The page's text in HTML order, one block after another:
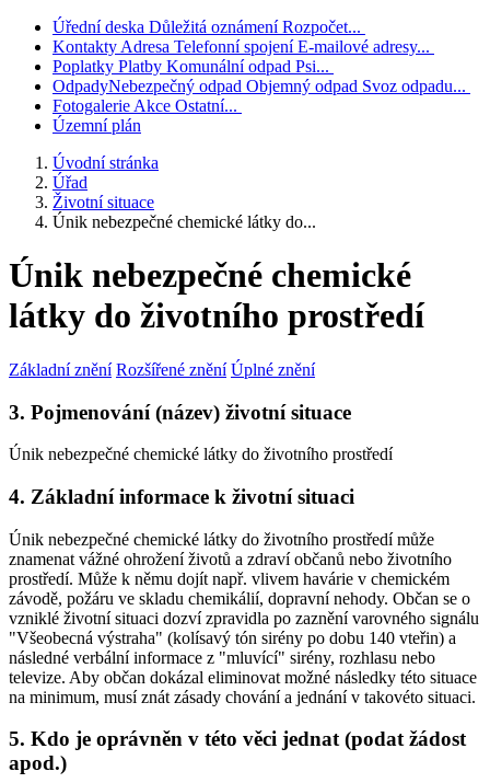
Úřední deska Důležitá oznámení Rozpočet...
Kontakty Adresa Telefonní spojení E-mailové adresy...
Poplatky Platby Komunální odpad Psi...
OdpadyNebezpečný odpad Objemný odpad Svoz odpadu...
Fotogalerie Akce Ostatní...
Územní plán
Úvodní stránka
Úřad
Životní situace
Únik nebezpečné chemické látky do...
Únik nebezpečné chemické
látky do životního prostředí
Základní znění Rozšířené znění Úplné znění
3. Pojmenování (název) životní situace
Únik nebezpečné chemické látky do životního prostředí
4. Základní informace k životní situaci
Únik nebezpečné chemické látky do životního prostředí může
znamenat vážné ohrožení životů a zdraví občanů nebo životního
prostředí. Může k němu dojít např. vlivem havárie v chemickém
závodě, požáru ve skladu chemikálií, dopravní nehody. Občan se o
vzniklé životní situaci dozví zpravidla po zaznění varovného signálu
"Všeobecná výstraha" (kolísavý tón sirény po dobu 140 vteřin) a
následné verbální informace z "mluvící" sirény, rozhlasu nebo
televize. Aby občan dokázal eliminovat možné následky této situace
na minimum, musí znát zásady chování a jednání v takovéto situaci.
5. Kdo je oprávněn v této věci jednat (podat žádost
apod.)